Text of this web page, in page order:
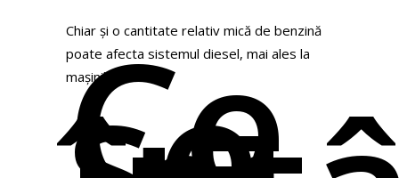
Chiar și o cantitate relativ mică de benzină
poate afecta sistemul diesel, mai ales la
mașinile mai noi.
Ce